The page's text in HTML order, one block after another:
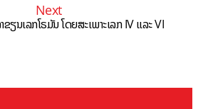
Next
ຂຽນເລກໂຣມັນ ໂດຍສະເພາະເລກ IV ແລະ VI